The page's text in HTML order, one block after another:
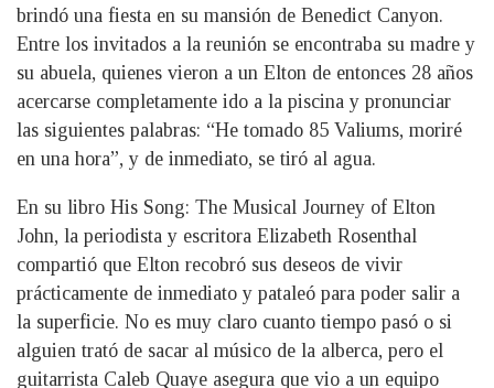
brindó una fiesta en su mansión de Benedict Canyon.
Entre los invitados a la reunión se encontraba su madre y
su abuela, quienes vieron a un Elton de entonces 28 años
acercarse completamente ido a la piscina y pronunciar
las siguientes palabras: “He tomado 85 Valiums, moriré
en una hora”, y de inmediato, se tiró al agua.
En su libro His Song: The Musical Journey of Elton
John, la periodista y escritora Elizabeth Rosenthal
compartió que Elton recobró sus deseos de vivir
prácticamente de inmediato y pataleó para poder salir a
la superficie. No es muy claro cuanto tiempo pasó o si
alguien trató de sacar al músico de la alberca, pero el
guitarrista Caleb Quaye asegura que vio a un equipo